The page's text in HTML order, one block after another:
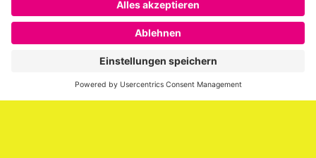
SAATKORN ist der Blog von Gero Hesse. Seit 2009 schreibt
er über die Themen Employer Branding,